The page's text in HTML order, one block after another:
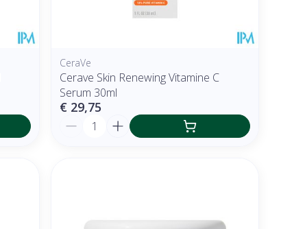
CeraVe
Cerave Skin Renewing Vitamine C
Serum 30ml
€ 29,75
Aantal